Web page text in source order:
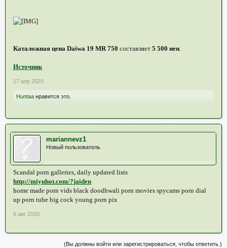
Каталожная цена Daiwa 19 MR 750 составляет 5 500 иен.
Источник
17 апр 2020
Huntaa нравится это.
mariannevz1
Новый пользователь
Scandal porn galleries, daily updated lists
http://miyuhot.com/?jaiden
home made porn vids black doodhwali porn movies spycams porn dial
up porn tube big cock young porn pix
6 авг 2020
(Вы должны войти или зарегистрироваться, чтобы ответить.)